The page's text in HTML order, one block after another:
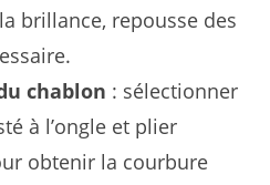
brillance, repousse des
chablon : sélectionner
à l’ongle et plier
obtenir la courbure